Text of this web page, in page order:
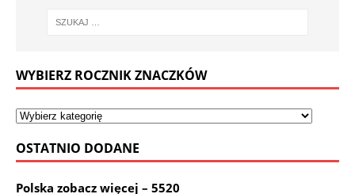
WYBIERZ ROCZNIK ZNACZKÓW
OSTATNIO DODANE
Polska zobacz więcej – 5520